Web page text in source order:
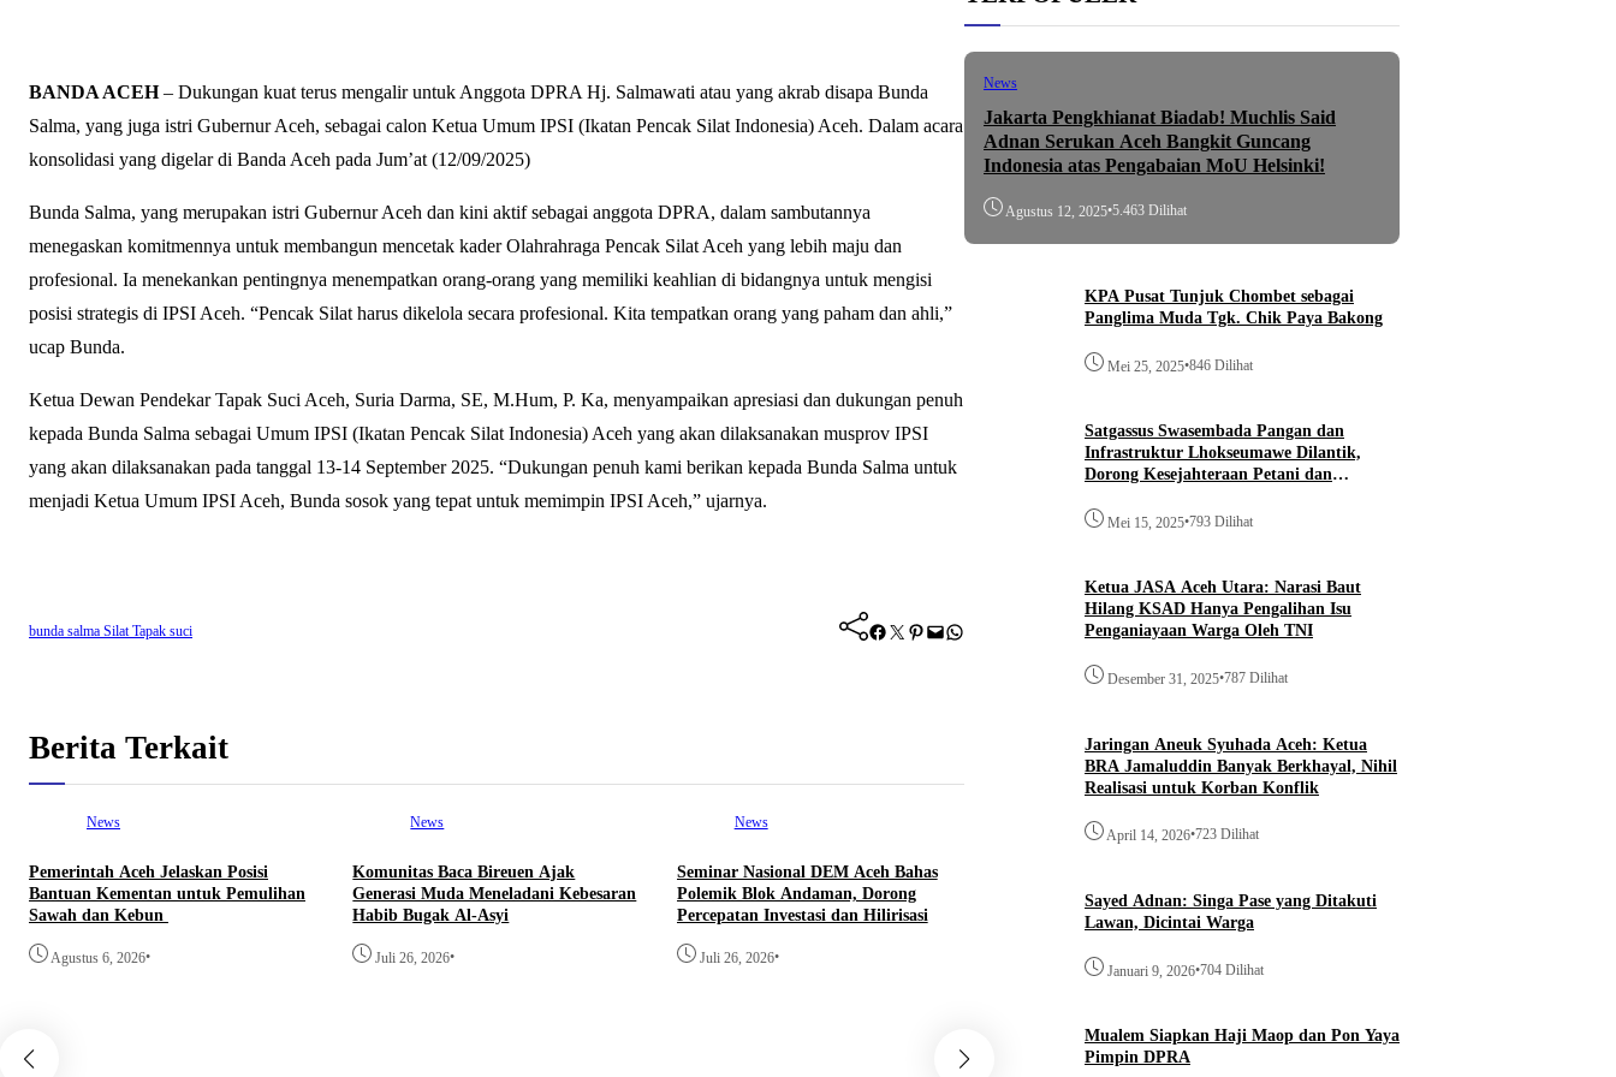
BANDA ACEH– Dukungan kuat terus mengalir untuk Anggota DPRA Hj. Salmawati atau yang akrab disapa Bunda
Salma, yang juga istri Gubernur Aceh, sebagai calon Ketua Umum IPSI (Ikatan Pencak Silat Indonesia) Aceh. Dalam acara
konsolidasi yang digelar di Banda Aceh pada Jum’at (12/09/2025)
Bunda Salma, yang merupakan istri Gubernur Aceh dan kini aktif sebagai anggota DPRA, dalam sambutannya
menegaskan komitmennya untuk membangun mencetak kader Olahrahraga Pencak Silat Aceh yang lebih maju dan
profesional. Ia menekankan pentingnya menempatkan orang-orang yang memiliki keahlian di bidangnya untuk mengisi
posisi strategis di IPSI Aceh. “Pencak Silat harus dikelola secara profesional. Kita tempatkan orang yang paham dan ahli,”
ucap Bunda.
Ketua Dewan Pendekar Tapak Suci Aceh, Suria Darma, SE, M.Hum, P. Ka, menyampaikan apresiasi dan dukungan penuh
kepada Bunda Salma sebagai Umum IPSI (Ikatan Pencak Silat Indonesia) Aceh yang akan dilaksanakan musprov IPSI
yang akan dilaksanakan pada tanggal 13-14 September 2025. “Dukungan penuh kami berikan kepada Bunda Salma untuk
menjadi Ketua Umum IPSI Aceh, Bunda sosok yang tepat untuk memimpin IPSI Aceh,” ujarnya.
bunda salma SilatTapak suci Facebook Twitter Pinterest Mail WhatsApp
Berita Terkait
News
Pemerintah Aceh Jelaskan Posisi
Bantuan Kementan untuk Pemulihan
Sawah dan Kebun
Agustus 6, 2026•
News
Komunitas Baca Bireuen Ajak
Generasi Muda Meneladani Kebesaran
Habib Bugak Al-Asyi
Juli 26, 2026•
News
Seminar Nasional DEM Aceh Bahas
Polemik Blok Andaman, Dorong
Percepatan Investasi dan Hilirisasi
Juli 26, 2026•
News
Jakarta Pengkhianat Biadab! Muchlis Said
Adnan Serukan Aceh Bangkit Guncang
Indonesia atas Pengabaian MoU Helsinki!
Agustus 12, 2025•5.463 Dilihat
KPA Pusat Tunjuk Chombet sebagai
Panglima Muda Tgk. Chik Paya Bakong
Mei 25, 2025•846 Dilihat
Satgassus Swasembada Pangan dan
Infrastruktur Lhokseumawe Dilantik,
Dorong Kesejahteraan Petani dan
Mei 15, 2025•793 Dilihat
Ketua JASA Aceh Utara: Narasi Baut
Hilang KSAD Hanya Pengalihan Isu
Penganiayaan Warga Oleh TNI
Desember 31, 2025•787 Dilihat
Jaringan Aneuk Syuhada Aceh: Ketua
BRA Jamaluddin Banyak Berkhayal, Nihil
Realisasi untuk Korban Konflik
April 14, 2026•723 Dilihat
Sayed Adnan: Singa Pase yang Ditakuti
Lawan, Dicintai Warga
Januari 9, 2026•704 Dilihat
Mualem Siapkan Haji Maop dan Pon Yaya
Pimpin DPRA